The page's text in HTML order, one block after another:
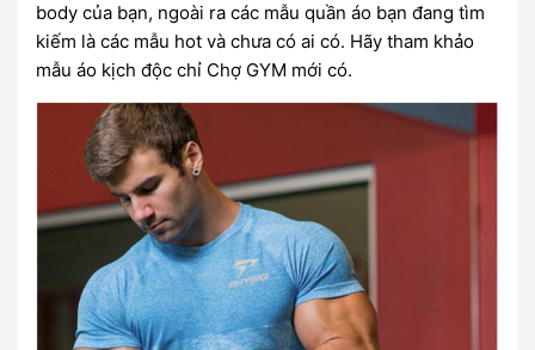
body của bạn, ngoài ra các mẫu quần áo bạn đang tìm
kiếm là các mẫu hot và chưa có ai có. Hãy tham khảo
mẫu áo kịch độc chỉ Chợ GYM mới có.